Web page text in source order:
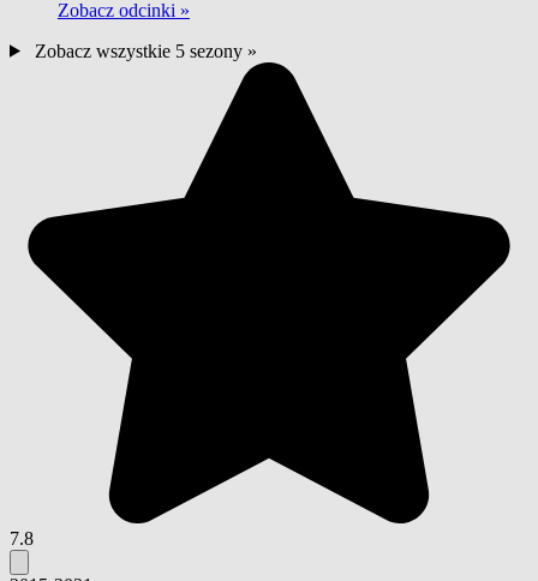
Zobacz odcinki »
Zobacz wszystkie 5 sezony »
7.8